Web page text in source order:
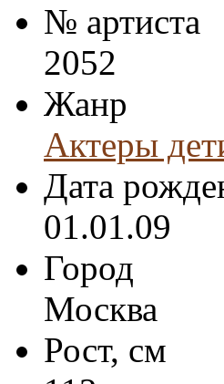
№ артиста
2052
Жанр
Актеры
Дата
01.01.09
Город
Москва
Рост, см